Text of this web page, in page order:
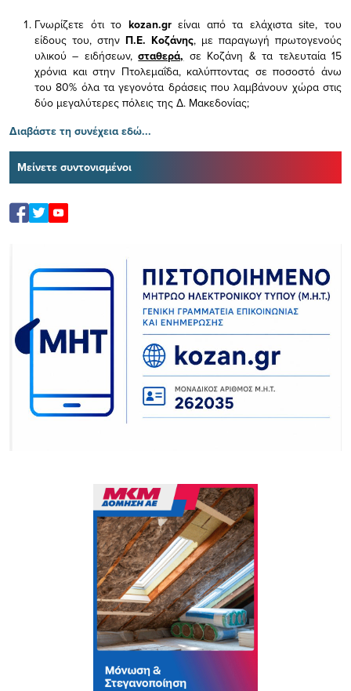
Γνωρίζετε ότι το kozan.gr είναι από τα ελάχισταsite, του
είδους του, στην Π.Ε. Κοζάνης, με παραγωγή πρωτογενούς
υλικού – ειδήσεων,σταθερά, σε Κοζάνη & τα τελευταία 15
χρόνια και στην Πτολεμαΐδα, καλύπτοντας σε ποσοστό άνω
του 80% όλα τα γεγονότα δράσεις που λαμβάνουν χώρα στις
δύο μεγαλύτερες πόλεις της Δ. Μακεδονίας;
Διαβάστε τη συνέχεια εδώ...
Μείνετε συντονισμένοι